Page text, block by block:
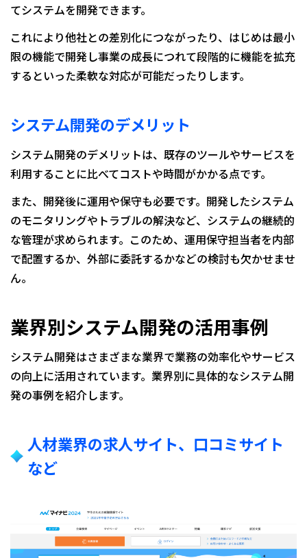
てシステムを開発できます。
これにより他社との差別化につながったり、はじめは最小
限の機能で開発し事業の成長につれて段階的に機能を拡充
するといった柔軟な対応が可能だったりします。
システム開発のデメリット
システム開発のデメリットは、既存のツールやサービスを
利用することに比べてコストや時間がかかる点です。
また、開発後に運用や保守も必要です。開発したシステム
のモニタリングやトラブルの解決など、システムの継続的
な管理が求められます。このため、運用保守担当者を内部
で配置するか、外部に委託するかなどの検討も欠かせませ
ん。
業界別システム開発の活用事例
システム開発はさまざまな業界で業務の効率化やサービス
の向上に活用されています。業界別に具体的なシステム開
発の事例を紹介します。
人材業界の求人サイト、口コミサイト
など